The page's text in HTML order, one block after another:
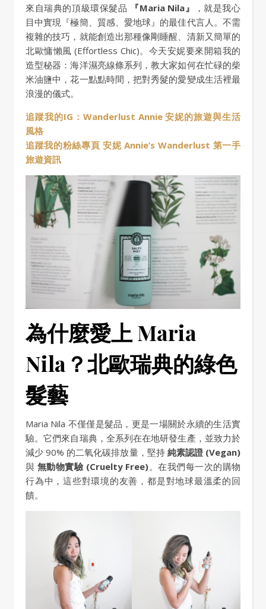
來自瑞典的頂級環保髮品
『Maria Nila』
，就是我心
目中實現『極簡、質感、愛地球』的最佳代言人。不需
複雜的技巧，就能創造出那種像剛睡醒、清新又簡單的
北歐慵懶風 (Effortless Chic)。今天安妮要來開箱我的
造型秘器：海洋濕亮線條系列，教大家如何在忙碌的柴
米油鹽中，花一點點時間，把對秀髮的愛變成生活裡最
浪漫的儀式。
追蹤我的IG：Wanderlust Annie 安妮的旅遊與生活
風格
追蹤我的粉絲專頁 安妮 Annie’s Wanderlust 第一手
旅遊資訊
為什麼愛上 Maria
Nila？北歐瑞典的綠色
髮藝
Maria Nila 不僅僅是髮品，更是一場關於永續的生活實
驗。它們來自瑞典，全系列在在地研發生產，並致力於
減少 90% 的二氧化碳排放量，堅持 純素認證 (Vegan)
與 無動物實驗 (Cruelty Free)。在我們每一次的購物
行為中，這些對環境的友善，都是對地球最溫柔的回
饋。